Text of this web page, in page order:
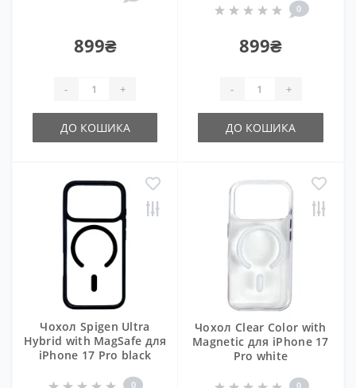
899₴
- +
ДО КОШИКА
0
899₴
- +
ДО КОШИКА
Чохол Spigen Ultra
Hybrid with MagSafe для
iPhone 17 Pro black
0
Чохол Clear Color with
Magnetic для iPhone 17
Pro white
0